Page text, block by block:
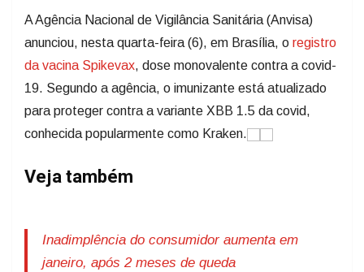
A Agência Nacional de Vigilância Sanitária (Anvisa)
anunciou, nesta quarta-feira (6), em Brasília, o registro
da vacina Spikevax, dose monovalente contra a covid-
19. Segundo a agência, o imunizante está atualizado
para proteger contra a variante XBB 1.5 da covid,
conhecida popularmente como Kraken.
Veja também
Inadimplência do consumidor aumenta em
janeiro, após 2 meses de queda